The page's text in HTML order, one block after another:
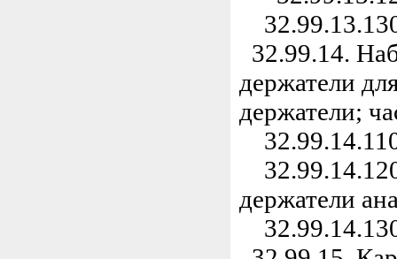
32.99.14.
держатели
держатели;
держатели